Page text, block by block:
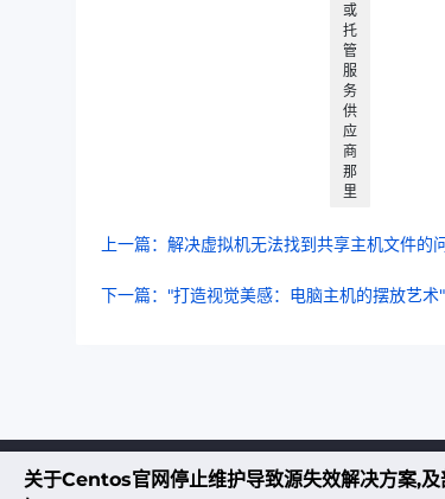
或
托
管
服
务
供
应
商
那
里
上一篇：解决虚拟机无法找到共享主机文件的
下一篇："打造视觉美感：电脑主机的摆放艺术"
不大创造互联致力于以最 “绿色
关于Centos官网停止维护导致源失效解决方案,及